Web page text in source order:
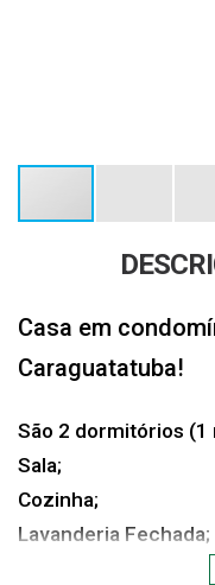
Casa em
Caraguatatuba!
São 2 dormitórios (1
Sala;
Cozinha;
Lavanderia Fechada;